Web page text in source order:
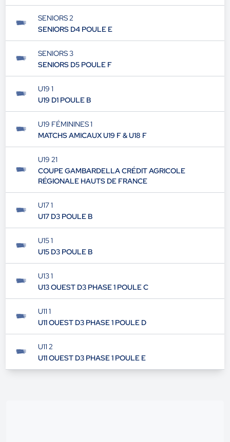
SENIORS 2
SENIORS D4 POULE E
SENIORS 3
SENIORS D5 POULE F
U19 1
U19 D1 POULE B
U19 FÉMININES 1
MATCHS AMICAUX U19 F & U18 F
U19 21
COUPE GAMBARDELLA CRÉDIT AGRICOLE
RÉGIONALE HAUTS DE FRANCE
U17 1
U17 D3 POULE B
U15 1
U15 D3 POULE B
U13 1
U13 OUEST D3 PHASE 1 POULE C
U11 1
U11 OUEST D3 PHASE 1 POULE D
U11 2
U11 OUEST D3 PHASE 1 POULE E